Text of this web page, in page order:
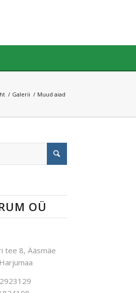
/ Galerii / Muud aiad
OÜ
tee 8, Ääsmäe